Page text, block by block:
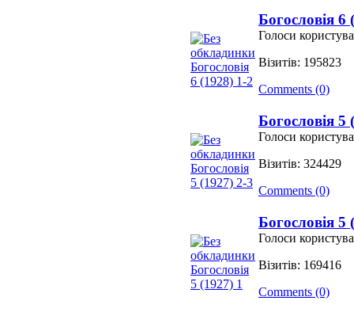
Богословія 6
Голоси
Візитів: 195823
Comments (0)
Богословія 5
Голоси
Візитів: 324429
Comments (0)
Богословія 5
Голоси
Візитів: 169416
Comments (0)